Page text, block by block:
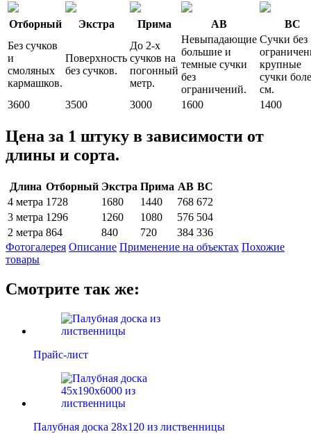
Отборный Экстра Прима АВ
ВС
Без сучков
и
смоляных
кармашков.
Поверхность
без сучков.
До 2-х
сучков на
погонный
метр.
Невыпадающие
большие и
темные сучки
без
ограничений.
Сучки без
крупные
сучки
см.
3600
3500 3000 1600 1400
Цена за 1 штуку в зависимости от
длины и сорта.
Длина Отборный Экстра Прима АВ ВС
4 метра 1728 1680 1440 768 672
3 метра 1296 1260 1080 576 504
2 метра 864 840 720 384 336
Фотогалерея Описание Применение на объектах Похожие
товары
Смотрите так же:
Прайс-лист
Палубная доска 28х120 из лиственницы